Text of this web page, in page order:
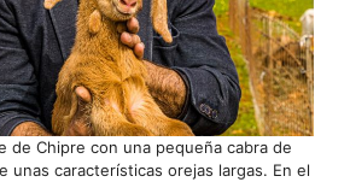
de Chipre con una pequeña cabra de
unas características orejas largas. En el